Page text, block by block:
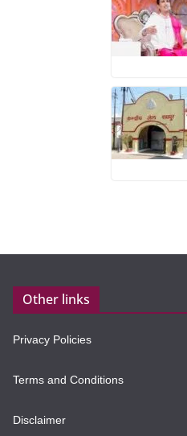
Other links
Privacy Policies
Terms and Conditions
Disclaimer